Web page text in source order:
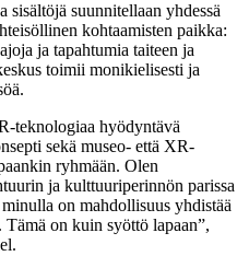
suunnitellaan yhdessä
kohtaamisten paikka:
ja tapahtumia taiteen ja
toimii monikielisesti ja
teknologiaa hyödyntävä
sekä museo- että XR-
ryhmään. Olen
ja kulttuuriperinnön parissa
on mahdollisuus yhdistää
on kuin syöttö lapaan”,